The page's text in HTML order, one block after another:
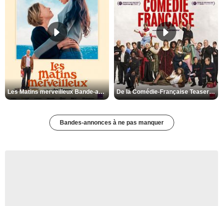
Les Matins merveilleux Bande-annonce VF De la Comédie-Française Teaser VF
Bandes-annonces à ne pas manquer